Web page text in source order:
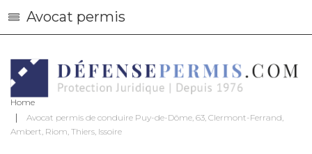
Avocat permis
Home
Avocat permis de conduire Puy-de-Dôme, 63, Clermont-Ferrand,
Ambert, Riom, Thiers, Issoire